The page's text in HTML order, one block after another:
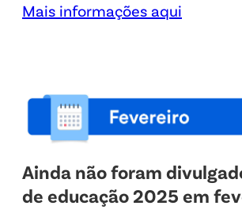
Mais informações aqui
Ainda não foram
de educação 2025 em